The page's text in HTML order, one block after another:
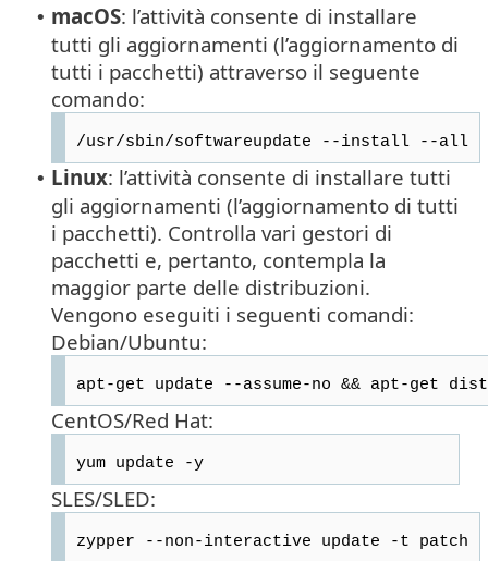
• macOS: l’attività consente di installare
tutti gli aggiornamenti (l’aggiornamento di
tutti i pacchetti) attraverso il seguente
comando:
/usr/sbin/softwareupdate --install --all
• Linux: l’attività consente di installare tutti
gli aggiornamenti (l’aggiornamento di tutti
i pacchetti). Controlla vari gestori di
pacchetti e, pertanto, contempla la
maggior parte delle distribuzioni.
Vengono eseguiti i seguenti comandi:
Debian/Ubuntu:
apt-get update --assume-no && apt-get
CentOS/Red Hat:
yum update -y
SLES/SLED:
zypper --non-interactive update -t patch